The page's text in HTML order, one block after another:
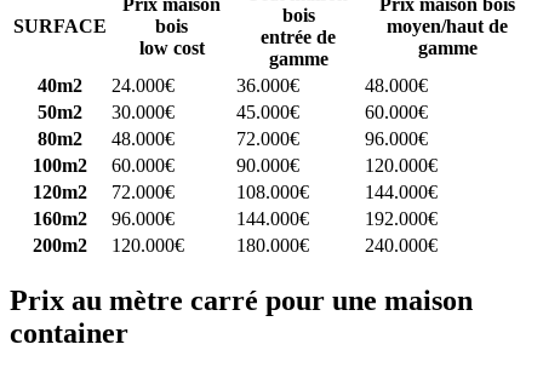
SURFACE
Prix maison
bois
low cost
bois
entrée de
gamme
Prix maison bois
moyen/haut de
gamme
40m2
24.000€ 36.000€
48.000€
50m2
30.000€ 45.000€
60.000€
80m2
48.000€ 72.000€
96.000€
100m2
60.000€ 90.000€
120.000€
120m2
72.000€ 108.000€
144.000€
160m2
96.000€ 144.000€
192.000€
200m2
120.000€ 180.000€ 240.000€
Prix au mètre carré pour une maison
container